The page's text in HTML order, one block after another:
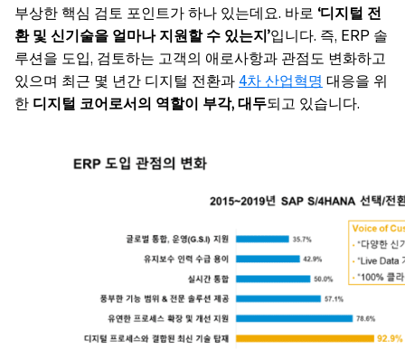
부상한 핵심 검토 포인트가 하나 있는데요. 바로 ‘디지털 전
환 및 신기술을 얼마나 지원할 수 있는지’입니다. 즉, ERP 솔
루션을 도입, 검토하는 고객의 애로사항과 관점도 변화하고
있으며 최근 몇 년간 디지털 전환과 4차 산업혁명 대응을 위
한 디지털 코어로서의 역할이 부각, 대두되고 있습니다.